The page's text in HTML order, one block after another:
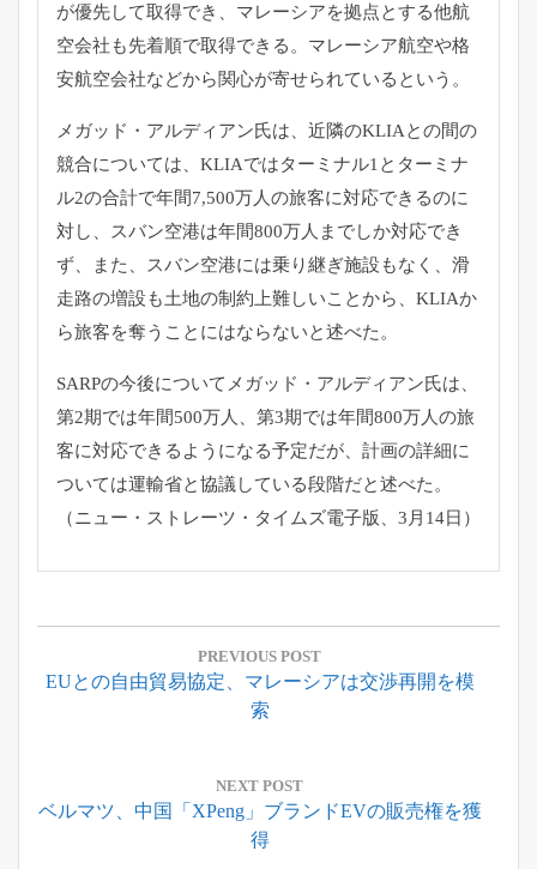
が優先して取得でき、マレーシアを拠点とする他航
空会社も先着順で取得できる。マレーシア航空や格
安航空会社などから関心が寄せられているという。
メガッド・アルディアン氏は、近隣のKLIAとの間の
競合については、KLIAではターミナル1とターミナ
ル2の合計で年間7,500万人の旅客に対応できるのに
対し、スバン空港は年間800万人までしか対応でき
ず、また、スバン空港には乗り継ぎ施設もなく、滑
走路の増設も土地の制約上難しいことから、KLIAか
ら旅客を奪うことにはならないと述べた。
SARPの今後についてメガッド・アルディアン氏は、
第2期では年間500万人、第3期では年間800万人の旅
客に対応できるようになる予定だが、計画の詳細に
ついては運輸省と協議している段階だと述べた。
（ニュー・ストレーツ・タイムズ電子版、3月14日）
投
ナ
シ
PREVIOUS POST
Previous
EUとの自由貿易協定、マレーシアは交渉再開を模
索
NEXT POST
Next
ベルマツ、中国「XPeng」ブランドEVの販売権を獲
得